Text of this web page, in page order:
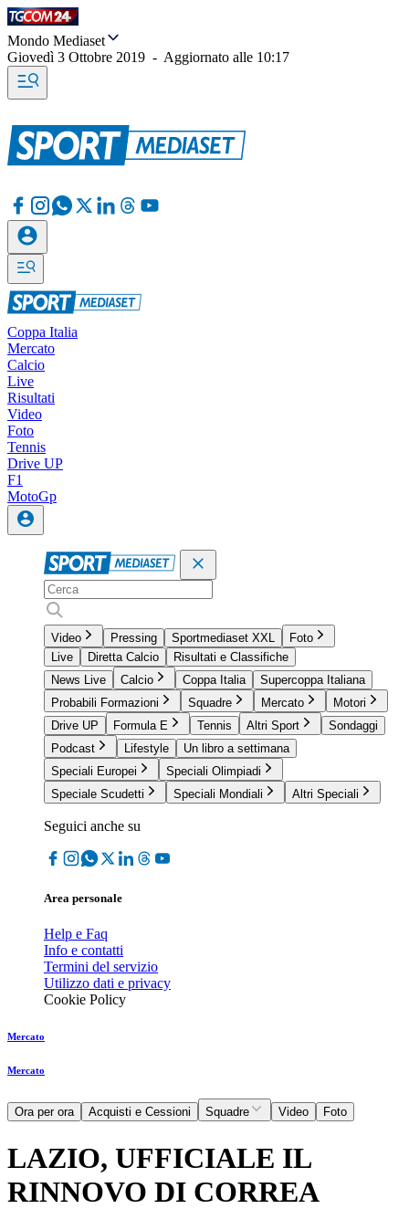
Mondo Mediaset
Giovedì 3 Ottobre 2019 - Aggiornato alle 10:17
Coppa Italia
Mercato
Calcio
Live
Risultati
Video
Foto
Tennis
Drive UP
F1
MotoGp
Video Pressing Sportmediaset XXL
Foto
Live
Diretta Calcio
Risultati e Classifiche
News Live
Calcio Coppa Italia
Supercoppa Italiana
Probabili Formazioni
Squadre Mercato
Motori
Drive UP
Formula E Tennis Altri Sport
Sondaggi
Podcast
Lifestyle
Un libro a settimana
Speciali Europei
Speciali Olimpiadi
Speciale Scudetti
Speciali Mondiali Altri Speciali
Seguici anche su
Area personale
Help e Faq
Info e contatti
Termini del servizio
Utilizzo dati e privacy
Cookie Policy
Mercato
Mercato
Ora per ora Acquisti e Cessioni Squadre Video Foto
LAZIO, UFFICIALE IL
RINNOVO DI CORREA